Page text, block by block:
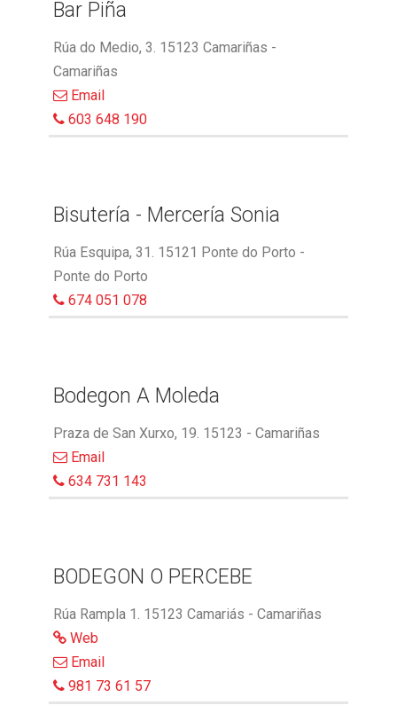
Bar Piña
Rúa do Medio, 3. 15123 Camariñas -
Camariñas
Email
603 648 190
Bisutería - Mercería Sonia
Rúa Esquipa, 31. 15121 Ponte do Porto -
Ponte do Porto
674 051 078
Bodegon A Moleda
Praza de San Xurxo, 19. 15123 - Camariñas
Email
634 731 143
BODEGON O PERCEBE
Rúa Rampla 1. 15123 Camariás - Camariñas
Web
Email
981 73 61 57